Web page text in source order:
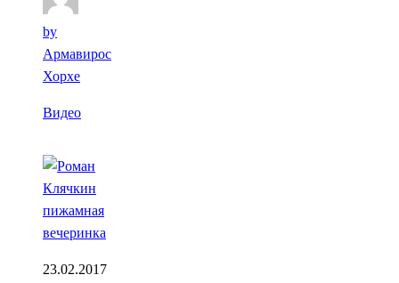
by
Армавирос
Хорхе
Видео
23.02.2017